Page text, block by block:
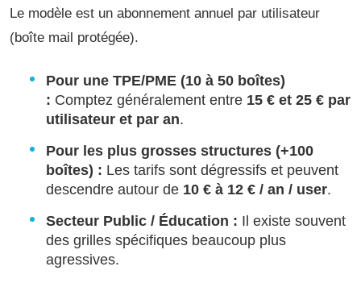
Le modèle est un abonnement annuel par utilisateur
(boîte mail protégée).
Pour une TPE/PME (10 à 50 boîtes)
: Comptez généralement entre 15 € et 25 € par
utilisateur et par an.
Pour les plus grosses structures (+100
boîtes) : Les tarifs sont dégressifs et peuvent
descendre autour de 10 € à 12 € / an / user.
Secteur Public / Éducation : Il existe souvent
des grilles spécifiques beaucoup plus
agressives.